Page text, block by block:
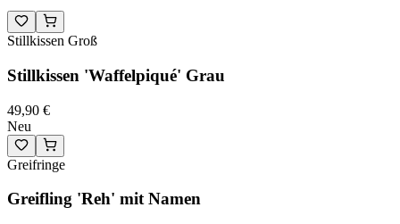
Stillkissen Groß
Stillkissen 'Waffelpiqué' Grau
49,90 €
Neu
Greifringe
Greifling 'Reh' mit Namen